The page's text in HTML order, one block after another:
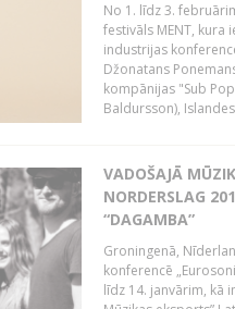
No 1. līdz 3.
festivāls MENT, kura
industrijas
Džonatans
kompānijas "Sub
Baldursson),
VADOŠAJĀ
NORDERSLAG
“DAGAMBA”
Groningenā,
konferencē
līdz 14. janvārim, kā